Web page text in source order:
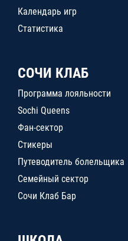
Календарь игр
Статистика
СОЧИ КЛАБ
Программа лояльности
Sochi Queens
Фан-сектор
Стикеры
Путеводитель болельщика
Семейный сектор
Сочи Клаб Бар